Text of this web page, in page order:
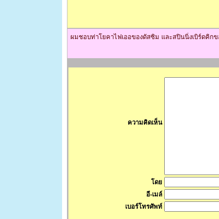
ผมชอบท่าโยคาไฟเออของดัสซิม และสปินนิ่งเบิร์ดคิก
ความคิดเห็น
โดย
อี-เมล์
เบอร์โทรศัพท์